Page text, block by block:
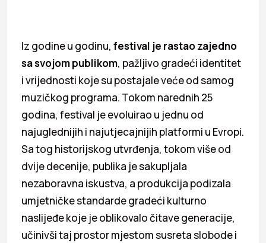
Iz godine u godinu, festival je rastao zajedno
sa svojom publikom, pažljivo gradeći identitet
i vrijednosti koje su postajale veće od samog
muzičkog programa. Tokom narednih 25
godina, festival je evoluirao u jednu od
najuglednijih i najutjecajnijih platformi u Evropi.
Sa tog historijskog utvrđenja, tokom više od
dvije decenije, publika je sakupljala
nezaboravna iskustva, a produkcija podizala
umjetničke standarde gradeći kulturno
naslijeđe koje je oblikovalo čitave generacije,
učinivši taj prostor mjestom susreta slobode i